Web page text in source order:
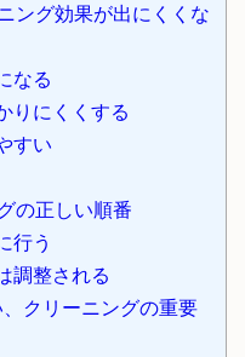
ング効果が出にくくな
なる
りにくくする
すい
の正しい順番
行う
調整される
、クリーニングの重要